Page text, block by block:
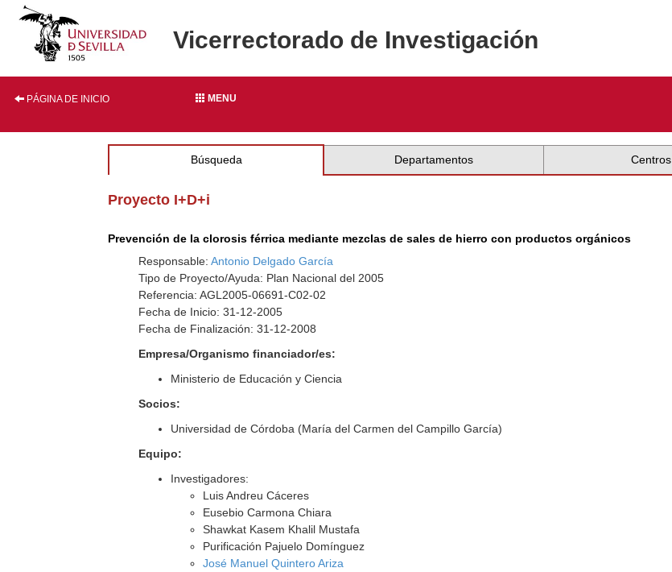
Vicerrectorado de Investigación
PÁGINA DE INICIO MENU
Búsqueda Departamentos Centros
Proyecto I+D+i
Prevención de la clorosis férrica mediante mezclas de sales de hierro con productos orgánicos
Responsable:Antonio Delgado García
Tipo de Proyecto/Ayuda: Plan Nacional del 2005
Referencia: AGL2005-06691-C02-02
Fecha de Inicio: 31-12-2005
Fecha de Finalización: 31-12-2008
Empresa/Organismo financiador/es:
Ministerio de Educación y Ciencia
Socios:
Universidad de Córdoba (María del Carmen del Campillo García)
Equipo:
Investigadores:
Luis Andreu Cáceres
Eusebio Carmona Chiara
Shawkat Kasem Khalil Mustafa
Purificación Pajuelo Domínguez
José Manuel Quintero Ariza